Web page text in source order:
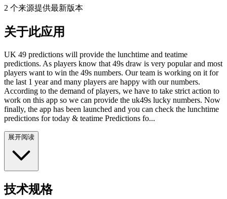
2 个来源提供最新版本
关于此应用
UK 49 predictions will provide the lunchtime and teatime
predictions. As players know that 49s draw is very popular and most
players want to win the 49s numbers. Our team is working on it for
the last 1 year and many players are happy with our numbers.
According to the demand of players, we have to take strict action to
work on this app so we can provide the uk49s lucky numbers. Now
finally, the app has been launched and you can check the lunchtime
predictions for today & teatime Predictions fo...
展开阅读
技术规格